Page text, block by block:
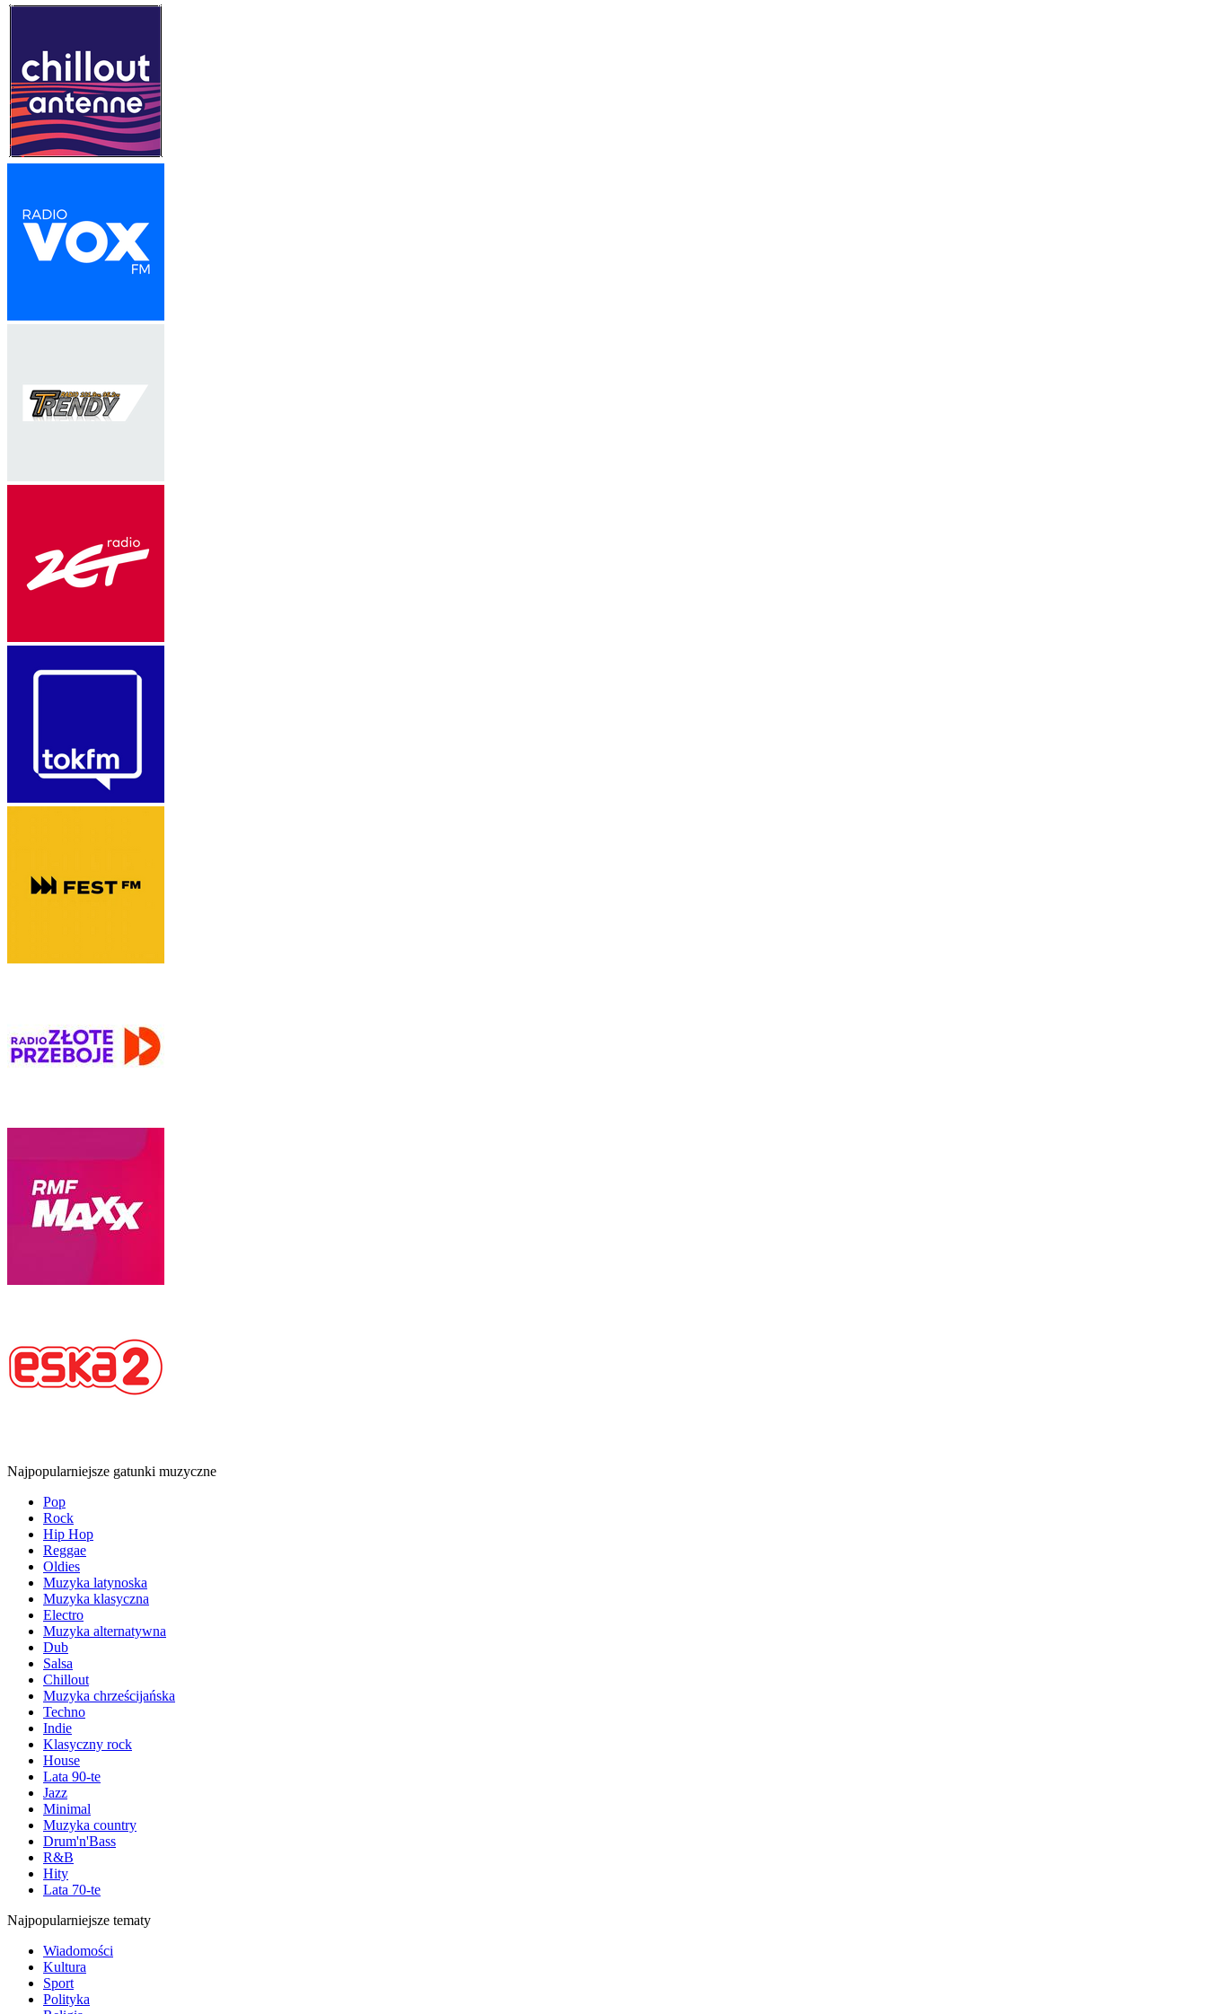
Najpopularniejsze gatunki muzyczne
Pop
Rock
Hip Hop
Reggae
Oldies
Muzyka latynoska
Muzyka klasyczna
Electro
Muzyka alternatywna
Dub
Salsa
Chillout
Muzyka chrześcijańska
Techno
Indie
Klasyczny rock
House
Lata 90-te
Jazz
Minimal
Muzyka country
Drum'n'Bass
R&B
Hity
Lata 70-te
Najpopularniejsze tematy
Wiadomości
Kultura
Sport
Polityka